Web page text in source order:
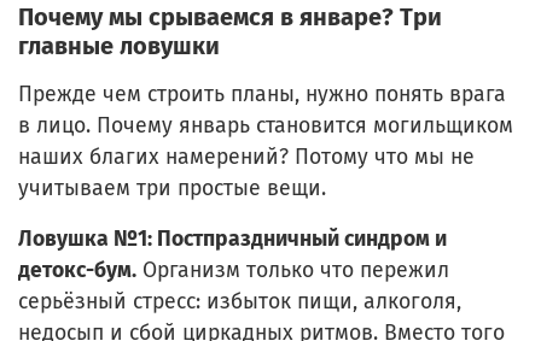
Почему мы срываемся в январе? Три
главные ловушки
Прежде чем строить планы, нужно понять врага
в лицо. Почему январь становится могильщиком
наших благих намерений? Потому что мы не
учитываем три простые вещи.
Ловушка №1: Постпраздничный синдром и
детокс-бум. Организм только что пережил
серьёзный стресс: избыток пищи, алкоголя,
недосып и сбой циркадных ритмов. Вместо того